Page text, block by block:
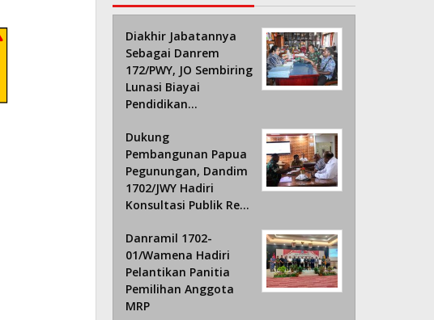
Diakhir Jabatannya
Sebagai Danrem
172/PWY, JO Sembiring
Lunasi Biayai
Pendidikan…
Dukung
Pembangunan Papua
Pegunungan, Dandim
1702/JWY Hadiri
Konsultasi Publik Re…
Danramil 1702-
01/Wamena Hadiri
Pelantikan Panitia
Pemilihan Anggota
MRP